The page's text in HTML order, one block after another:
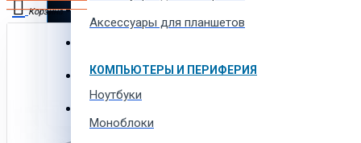
Спорт товары, отдых и кемпинг
Корзина
В корзине пусто!
Аксессуары для планшетов
КОМПЬЮТЕРЫ И ПЕРИФЕРИЯ
Ноутбуки
Моноблоки